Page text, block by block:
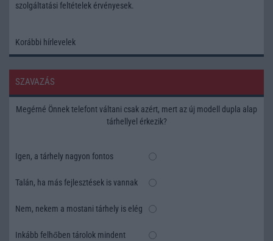
szolgáltatási feltételek érvényesek.
Korábbi hírlevelek
SZAVAZÁS
Megérné Önnek telefont váltani csak azért, mert az új modell dupla alap
tárhellyel érkezik?
Igen, a tárhely nagyon fontos
Talán, ha más fejlesztések is vannak
Nem, nekem a mostani tárhely is elég
Inkább felhőben tárolok mindent